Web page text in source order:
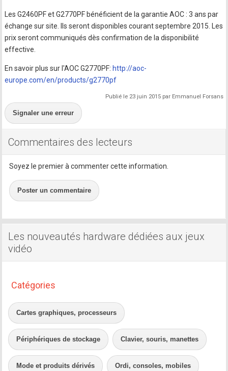
Les G2460PF et G2770PF bénéficient de la garantie AOC : 3 ans par
échange sur site. Ils seront disponibles courant septembre 2015. Les
prix seront communiqués dès confirmation de la disponibilité
effective.
En savoir plus sur l'AOC G2770PF: http://aoc-
europe.com/en/products/g2770pf
Publié le 23 juin 2015 par Emmanuel Forsans
Signaler une erreur
Commentaires des lecteurs
Soyez le premier à commenter cette information.
Poster un commentaire
Les nouveautés hardware dédiées aux jeux
vidéo
Catégories
Cartes graphiques, processeurs
Périphériques de stockage Clavier, souris, manettes
Mode et produits dérivés Ordi, consoles, mobiles